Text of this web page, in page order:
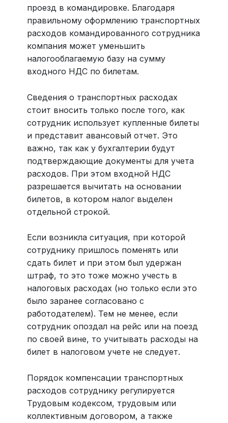
проезд в командировке. Благодаря
правильному оформлению транспортных
расходов командированного сотрудника
компания может уменьшить
налогооблагаемую базу на сумму
входного НДС по билетам.
Сведения о транспортных расходах
стоит вносить только после того, как
сотрудник использует купленные билеты
и представит авансовый отчет. Это
важно, так как у бухгалтерии будут
подтверждающие документы для учета
расходов. При этом входной НДС
разрешается вычитать на основании
билетов, в котором налог выделен
отдельной строкой.
Если возникла ситуация, при которой
сотруднику пришлось поменять или
сдать билет и при этом был удержан
штраф, то это тоже можно учесть в
налоговых расходах (но только если это
было заранее согласовано с
работодателем). Тем не менее, если
сотрудник опоздал на рейс или на поезд
по своей вине, то учитывать расходы на
билет в налоговом учете не следует.
Порядок компенсации транспортных
расходов сотруднику регулируется
Трудовым кодексом, трудовым или
коллективным договором, а также